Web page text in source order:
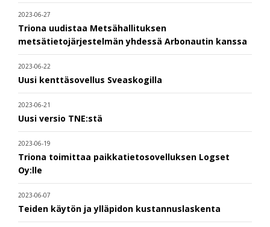
2023-06-27
Triona uudistaa Metsähallituksen
metsätietojärjestelmän yhdessä Arbonautin kanssa
2023-06-22
Uusi kenttäsovellus Sveaskogilla
2023-06-21
Uusi versio TNE:stä
2023-06-19
Triona toimittaa paikkatietosovelluksen Logset
Oy:lle
2023-06-07
Teiden käytön ja ylläpidon kustannuslaskenta